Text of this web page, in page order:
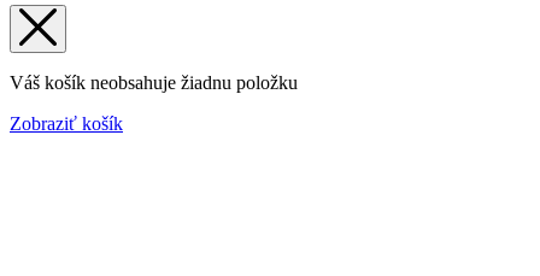
Váš košík neobsahuje žiadnu položku
Zobraziť košík